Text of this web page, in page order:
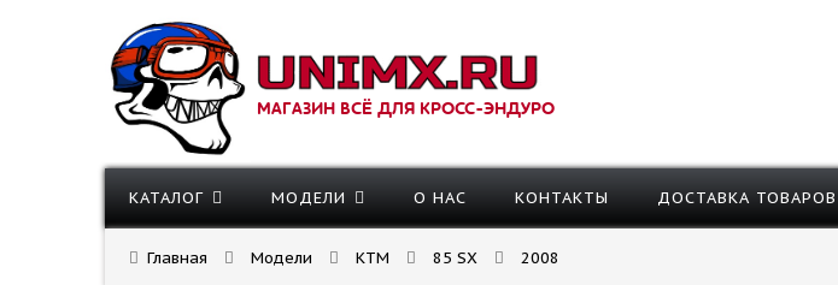
МАГАЗИН ВСЁ ДЛЯ КРОСС-ЭНДУРО
КАТАЛОГ МОДЕЛИ О НАС КОНТАКТЫ ДОСТАВКА ТОВАРОВ
Главная Модели KTM 85 SX 2008